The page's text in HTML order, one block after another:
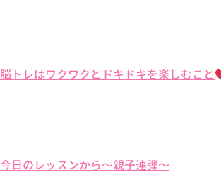
脳トレはワクワクとドキドキを楽しむこと
今日のレッスンから〜親子連弾〜